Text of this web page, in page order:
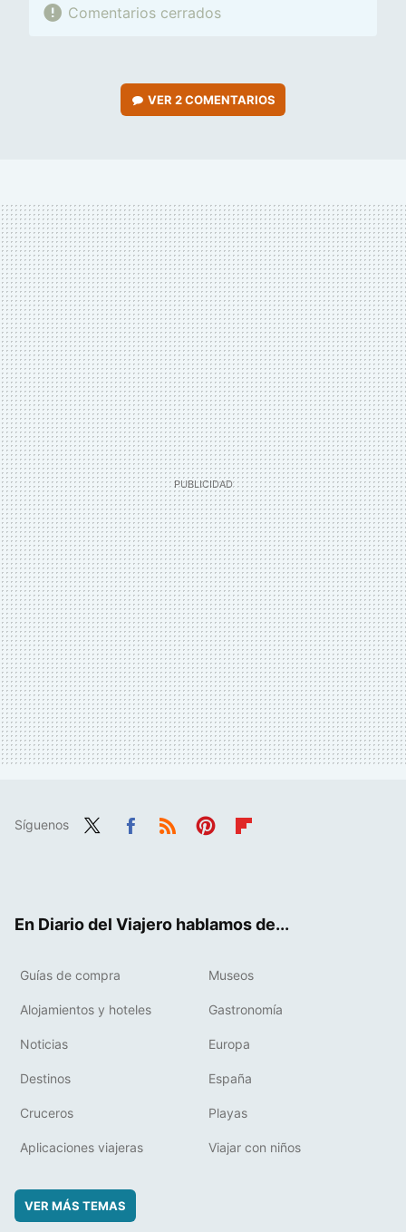
Comentarios cerrados
VER2 COMENTARIOS
Síguenos
En Diario del Viajero hablamos de...
Guías de compra Museos
Alojamientos y hoteles Gastronomía
Noticias Europa
Destinos España
Cruceros Playas
Aplicaciones viajeras Viajar con niños
VER MÁS TEMAS